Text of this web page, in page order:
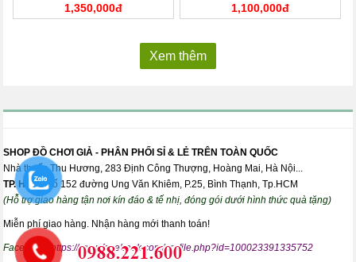
1,350,000đ 1,100,000đ
Xem thêm
SHOP ĐỒ CHƠI GIẢ - PHÂN PHỐI SỈ & LẺ TRÊN TOÀN QUỐC
Nhà thuốc Thu Hương, 283 Định Công Thượng, Hoàng Mai, Hà Nội...
TP. HCM:Số 152 đường Ung Văn Khiêm, P.25, Bình Thạnh, Tp.HCM
(Hỗ trợ giao hàng tận nơi kín đáo & tế nhị, đóng gói dưới hình thức quà tặng)
Miễn phí giao hàng. Nhận hàng mới thanh toán!
Facebook: https://www.facebook.com/profile.php?id=100023391335752